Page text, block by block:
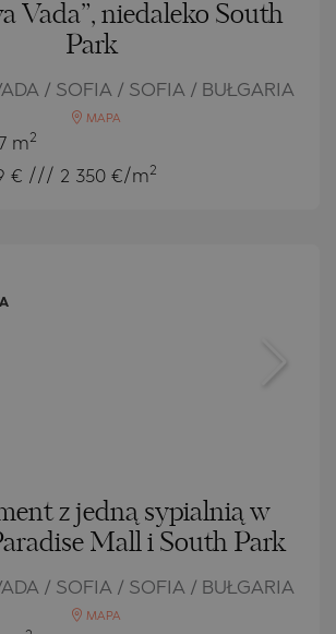
Vada”, niedaleko South
Park
/ SOFIA / SOFIA / BUŁGARIA
MAPA
m2
€ /// 2 350 €/m2
z jedną sypialnią w
Mall i South Park
/ SOFIA / SOFIA / BUŁGARIA
MAPA